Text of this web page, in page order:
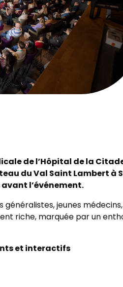
de l’Hôpital de la
du Val Saint Lambert
l’événement.
généralistes, jeunes
riche, marquée par un
et interactifs